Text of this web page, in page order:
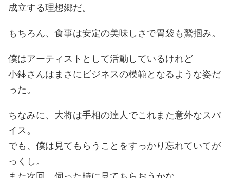
成立する理想郷だ。
もちろん、食事は安定の美味しさで胃袋も鷲掴み。
僕はアーティストとして活動しているけれど
小鉢さんはまさにビジネスの模範となるような姿だ
った。
ちなみに、大将は手相の達人でこれまた意外なスパ
イス。
でも、僕は見てもらうことをすっかり忘れていてが
っくし。